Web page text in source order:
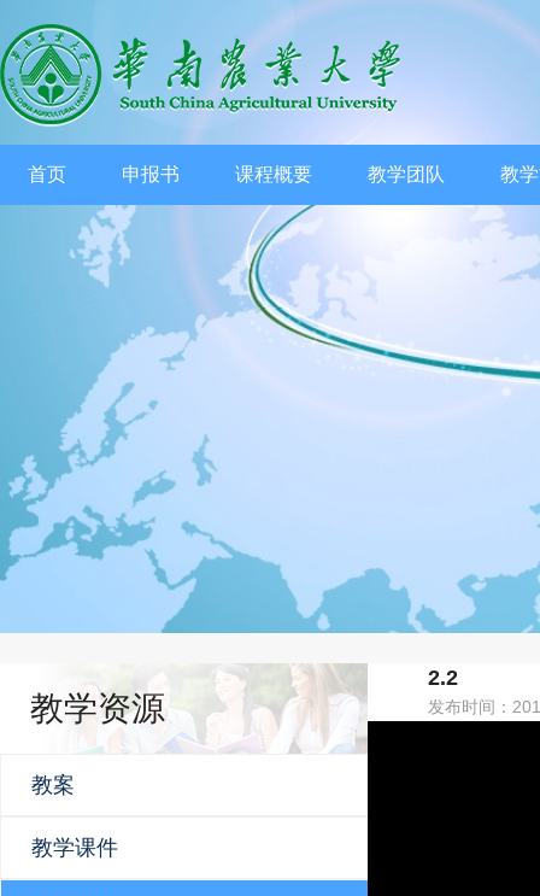
首页 申报书 课程概要 教学团队 教
教学资源
教案
教学课件
2.2
发布时间：